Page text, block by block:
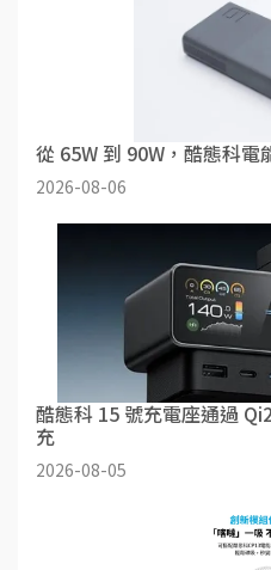
從 65W 到 90W，酷態科
2026-08-06
酷態科 15 號充電座通過
充
2026-08-05